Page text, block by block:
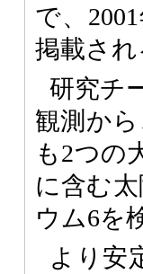
で、
掲載され
研究チ
観測か
も2つの
に含む
ウム6を
より安